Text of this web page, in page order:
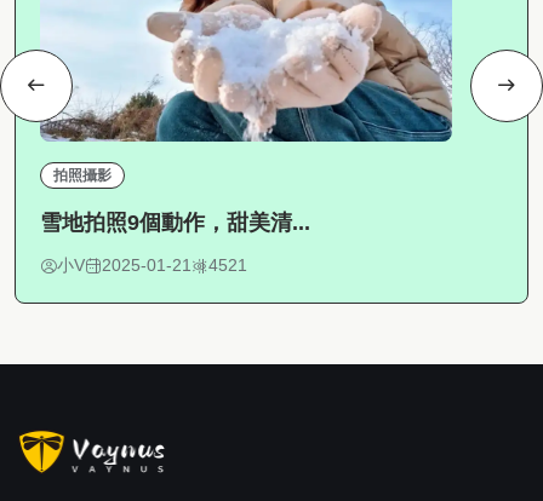
拍照攝影
雪地拍照9個動作，甜美清...
小V 2025-01-21 4521